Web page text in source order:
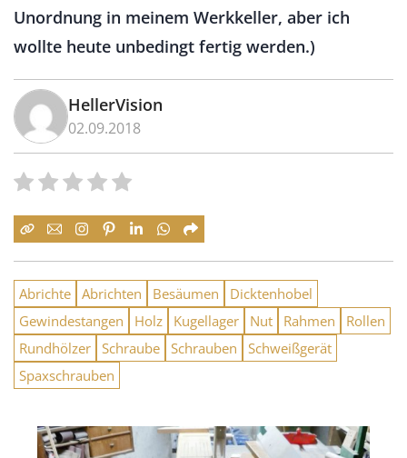
Unordnung in meinem Werkkeller, aber ich
wollte heute unbedingt fertig werden.)
HellerVision
02.09.2018
Abrichte Abrichten Besäumen
Dicktenhobel
Gewindestangen
Holz Kugellager Nut Rahmen
Rollen
Rundhölzer Schraube Schrauben
Schweißgerät
Spaxschrauben